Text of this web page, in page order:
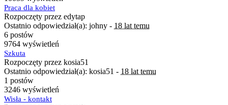
Praca dla kobiet
Rozpoczęty przez edytap
Ostatnio odpowiedział(a): johny - 18 lat temu
6 postów
9764 wyświetleń
Szkuta
Rozpoczęty przez kosia51
Ostatnio odpowiedział(a): kosia51 - 18 lat temu
1 postów
3246 wyświetleń
Wisła - kontakt